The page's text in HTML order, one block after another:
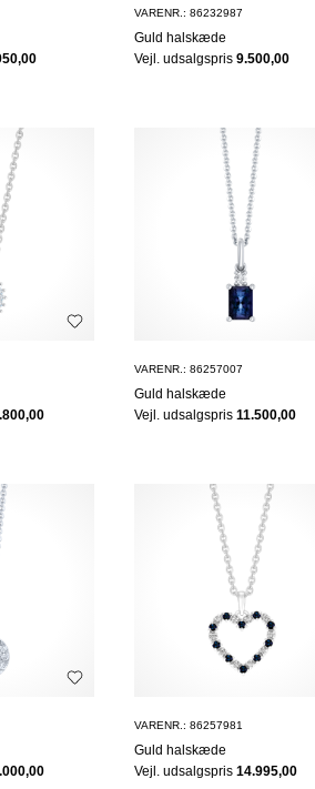
VARENR.: 86232987
Guld halskæde
Vejl. udsalgspris9.500,00
VARENR.: 86257007
Guld halskæde
Vejl. udsalgspris11.500,00
VARENR.: 86257981
Guld halskæde
Vejl. udsalgspris14.995,00